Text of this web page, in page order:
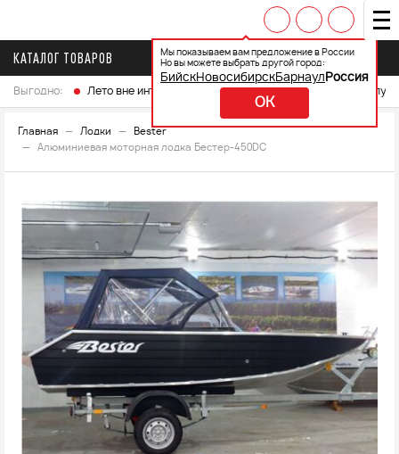
Мы показываем вам предложение в России
Но вы можете выбрать другой город:
БийскНовосибирскБарнаул Россия
OK
КАТАЛОГ ТОВАРОВ
Выгодно: Лето вне интренета Выберите свой мотоцикл и
Главная Лодки
Bester
Алюминиевая моторная лодка Бестер-450DC